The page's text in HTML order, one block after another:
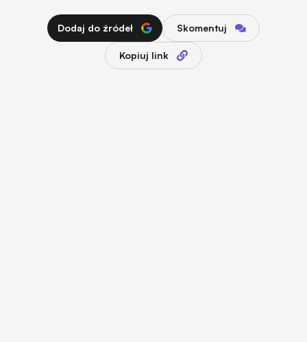
Dodaj do źródeł Skomentuj
Kopiuj link